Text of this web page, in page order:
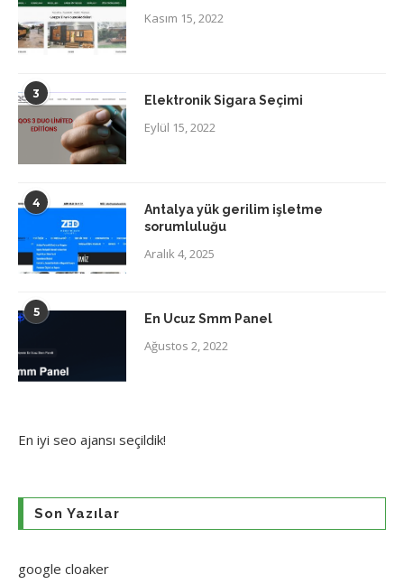
Kasım 15, 2022
3 Elektronik Sigara Seçimi
Eylül 15, 2022
4
Antalya yük gerilim işletme
sorumluluğu
Aralık 4, 2025
5 En Ucuz Smm Panel
Ağustos 2, 2022
En iyi seo ajansı seçildik!
Son Yazılar
google cloaker